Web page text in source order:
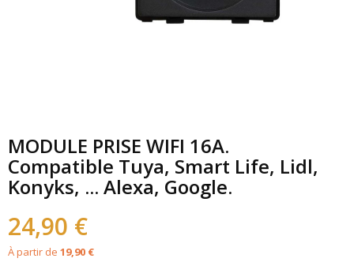
MODULE PRISE WIFI 16A.
Compatible Tuya, Smart Life, Lidl,
Konyks, ... Alexa, Google.
24,90 €
À partir de 19,90 €